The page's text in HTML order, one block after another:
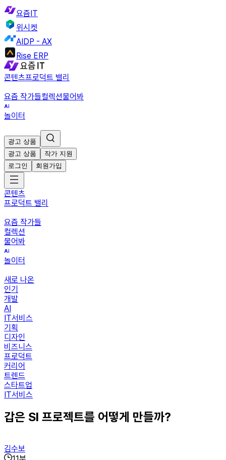
요즘IT
위시켓
AIDP - AX
Rise ERP
콘텐츠프로덕트 밸리
요즘 작가들컬렉션물어봐
놀이터
광고 상품
광고 상품
작가 지원
로그인
회원가입
콘텐츠
프로덕트 밸리
요즘 작가들
컬렉션
물어봐
놀이터
새로 나온
인기
개발
AI
IT서비스
기획
디자인
비즈니스
프로덕트
커리어
트렌드
스타트업
IT서비스
갑은 SI 프로젝트를 어떻게 만들까?
김수보